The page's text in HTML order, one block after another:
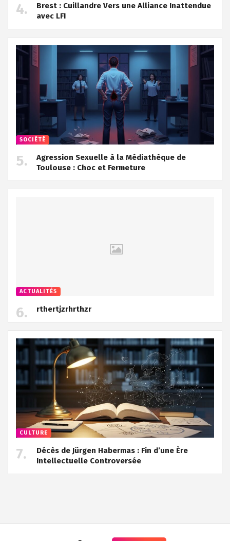
Brest : Cuillandre Vers une Alliance Inattendue
avec LFI
SOCIÉTÉ
Agression Sexuelle à la Médiathèque de
Toulouse : Choc et Fermeture
ACTUALITÉS
rthertjzrhrthzr
CULTURE
Décès de Jürgen Habermas : Fin d’une Ère
Intellectuelle Controversée